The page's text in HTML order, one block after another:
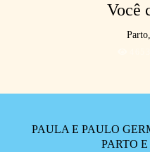
Você
PAULA E PAULO
PARTO